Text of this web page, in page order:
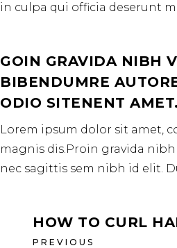
in culpa qui officia deserunt
GOIN GRAVIDA NIBH
BIBENDUMRE
ODIO SITENENT AMET.
Lorem ipsum dolor sit amet,
magnis dis.Proin gravida
nec sagittis sem nibh id elit.
HOW TO CURL
PREVIOUS